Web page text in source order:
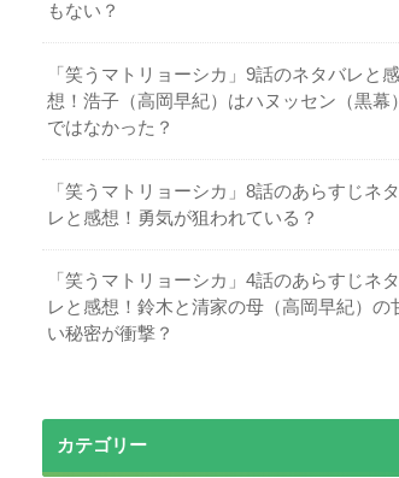
もない？
「笑うマトリョーシカ」9話のネタバレと感
想！浩子（高岡早紀）はハヌッセン（黒幕）
ではなかった？
「笑うマトリョーシカ」8話のあらすじネ
レと感想！勇気が狙われている？
「笑うマトリョーシカ」4話のあらすじネ
レと感想！鈴木と清家の母（高岡早紀）の
い秘密が衝撃？
カテゴリー